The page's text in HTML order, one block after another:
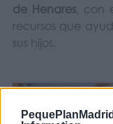
de Henares, con
recursos que
sus hijos.